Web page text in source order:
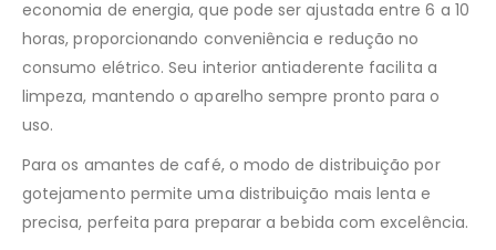
economia de energia, que pode ser ajustada entre 6 a 10
horas, proporcionando conveniência e redução no
consumo elétrico. Seu interior antiaderente facilita a
limpeza, mantendo o aparelho sempre pronto para o
uso.
Para os amantes de café, o modo de distribuição por
gotejamento permite uma distribuição mais lenta e
precisa, perfeita para preparar a bebida com excelência.